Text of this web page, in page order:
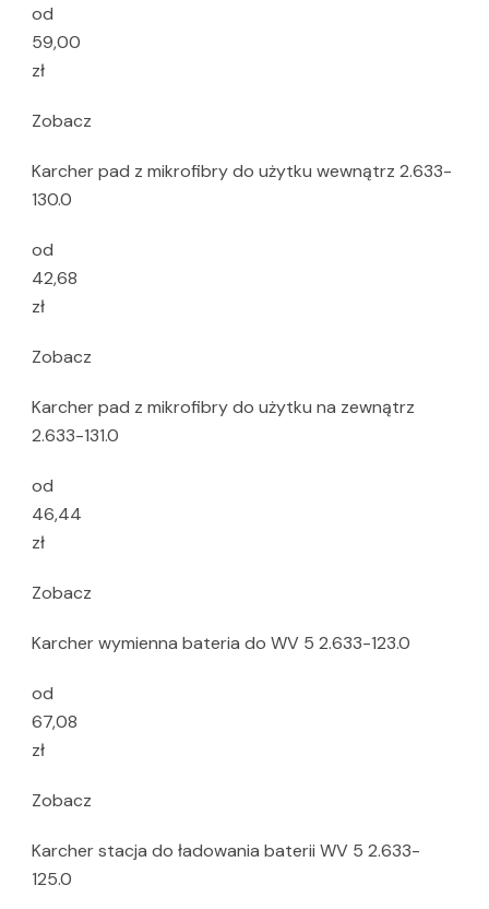
od
59,00
zł
Zobacz
Karcher pad z mikrofibry do użytku wewnątrz 2.633-
130.0
od
42,68
zł
Zobacz
Karcher pad z mikrofibry do użytku na zewnątrz
2.633-131.0
od
46,44
zł
Zobacz
Karcher wymienna bateria do WV 5 2.633-123.0
od
67,08
zł
Zobacz
Karcher stacja do ładowania baterii WV 5 2.633-
125.0